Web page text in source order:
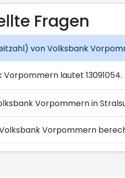
Fragen
von Volksbank
Vorpommern lautet 13091054.
Vorpommern in
Vorpommern